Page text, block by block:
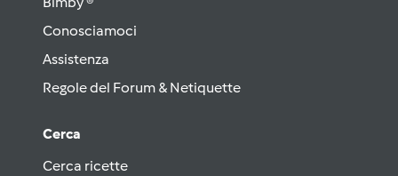
Conosciamoci
Assistenza
Regole del Forum & Netiquette
Cerca
Cerca ricette